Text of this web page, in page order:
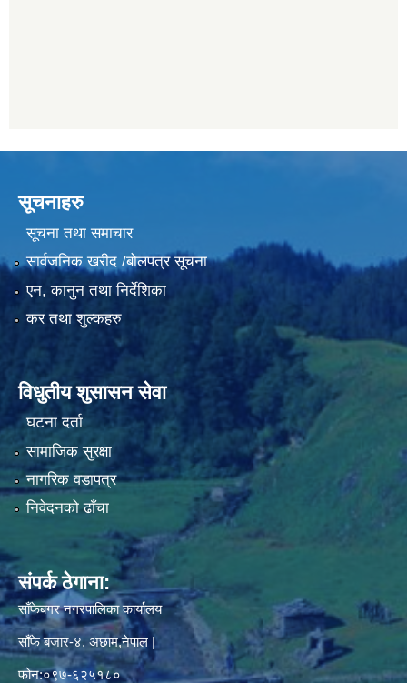
सूचनाहरु
सूचना तथा समाचार
सार्वजनिक खरीद /बोलपत्र सूचना
एन, कानुन तथा निर्देशिका
कर तथा शुल्कहरु
विधुतीय शुसासन सेवा
घटना दर्ता
सामाजिक सुरक्षा
नागरिक वडापत्र
निवेदनको ढाँचा
संपर्क ठेगाना:
साँफेबगर नगरपालिका कार्यालय
साँफे बजार-४, अछाम,नेपाल |
फोन:०९७-६२५१८०